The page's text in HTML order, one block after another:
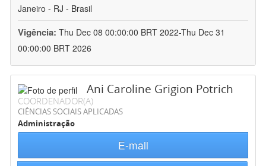
Janeiro - RJ - Brasil
Vigência: Thu Dec 08 00:00:00 BRT 2022-Thu Dec 31
00:00:00 BRT 2026
Ani Caroline Grigion Potrich
COORDENADOR(A)
CIÊNCIAS SOCIAIS APLICADAS
Administração
E-mail